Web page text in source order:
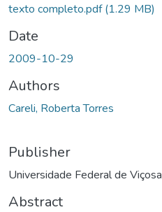
texto completo.pdf(1.29 MB)
Date
2009-10-29
Authors
Careli, Roberta Torres
Publisher
Universidade Federal de Viçosa
Abstract